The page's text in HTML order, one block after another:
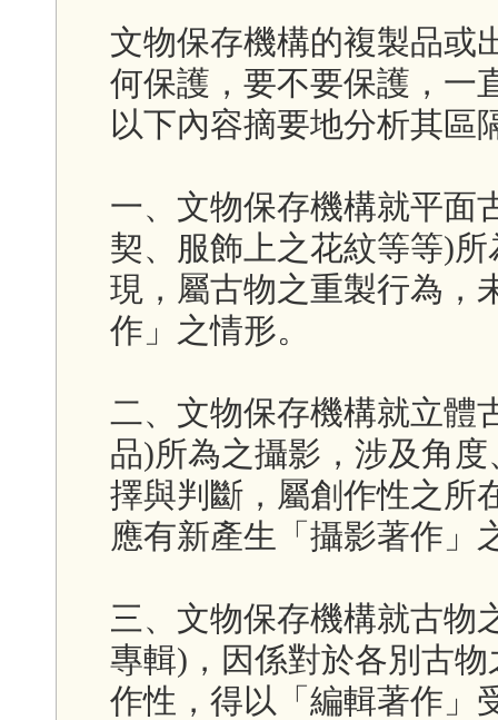
文物保存機構的複製品或
何保護，要不要保護，一
以下內容摘要地分析其區
一、文物保存機構就平面
契、服飾上之花紋等等)
現，屬古物之重製行為，
作」之情形。
二、文物保存機構就立體
品)所為之攝影，涉及角
擇與判斷，屬創作性之所
應有新產生「攝影著作」
三、文物保存機構就古物
專輯)，因係對於各別古
作性，得以「編輯著作」